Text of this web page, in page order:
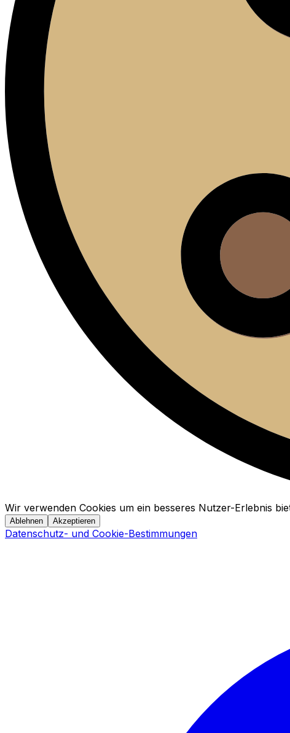
Wir verwenden Cookies um ein besseres Nutzer-Erlebnis
Ablehnen Akzeptieren
Datenschutz- und Cookie-Bestimmungen